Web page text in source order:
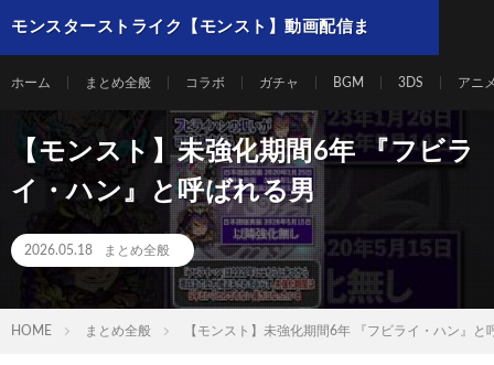
モンスターストライク【モンスト】動画配信ま
ホーム まとめ全般 コラボ ガチャ BGM 3DS アニ
【モンスト】未強化期間6年 『フビラ
イ・ハン』と呼ばれる男
2026.05.18 まとめ全般
HOME まとめ全般 【モンスト】未強化期間6年 『フビライ・ハン』と